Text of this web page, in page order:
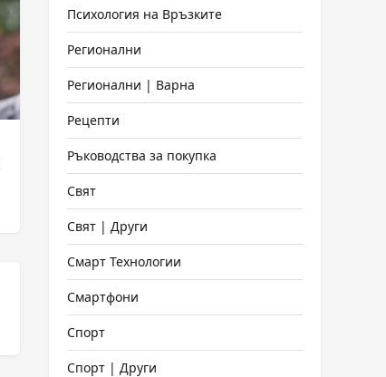
Психология на Връзките
Регионални
Регионални | Варна
Рецепти
Ръководства за покупка
Свят
Свят | Други
Смарт Технологии
Смартфони
Спорт
Спорт | Други